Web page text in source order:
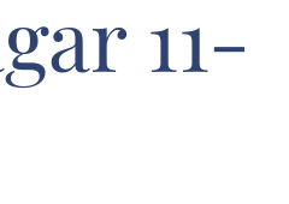
11-